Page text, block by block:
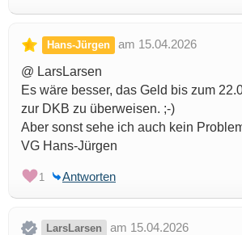
Hans-Jürgen
am 15.04.2026
@ LarsLarsen
Es wäre besser, das Geld bis zum
zur DKB zu überweisen. ;-)
Aber sonst sehe ich auch kein
VG Hans-Jürgen
1 Antworten
LarsLarsen
am 15.04.2026